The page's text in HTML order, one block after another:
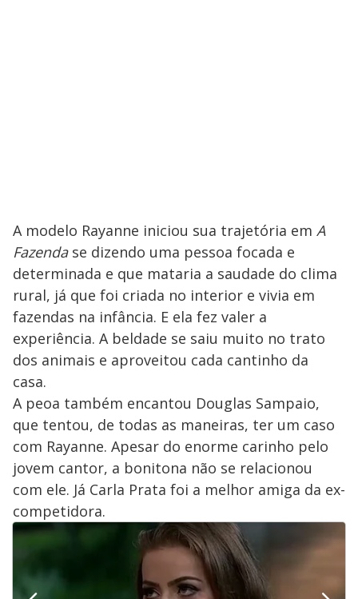
A modelo Rayanne iniciou sua trajetória em A
Fazendase dizendo uma pessoa focada e
determinada e que mataria a saudade do clima
rural, já que foi criada no interior e vivia em
fazendas na infância. E ela fez valer a
experiência. A beldade se saiu muito no trato
dos animais e aproveitou cada cantinho da
casa.
A peoa também encantou Douglas Sampaio,
que tentou, de todas as maneiras, ter um caso
com Rayanne. Apesar do enorme carinho pelo
jovem cantor, a bonitona não se relacionou
com ele. Já Carla Prata foi a melhor amiga da ex-
competidora.